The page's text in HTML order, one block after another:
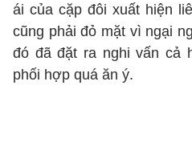
ái của cặp đôi xuất hiện
cũng phải đỏ mặt vì ngại
đó đã đặt ra nghi vấn cả
phối hợp quá ăn ý.